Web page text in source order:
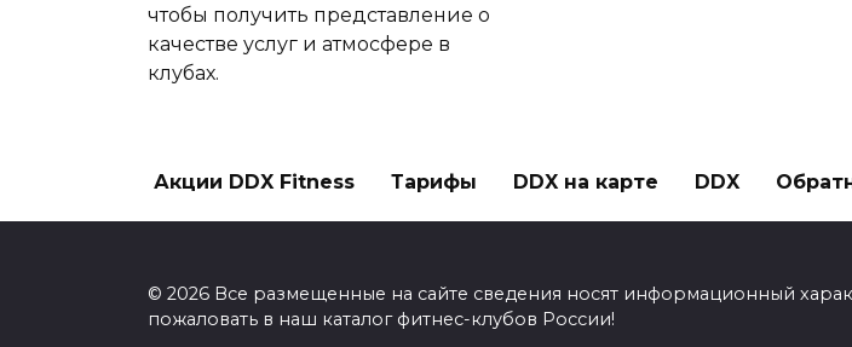
чтобы получить представление о
качестве услуг и атмосфере в
клубах.
Акции DDX Fitness Тарифы DDX на карте DDX
© 2026 Все размещенные на сайте сведения носят информационный
пожаловать в наш каталог фитнес-клубов России!